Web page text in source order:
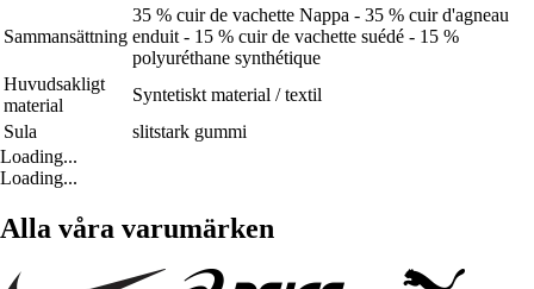
Sammansättning
35 % cuir de vachette Nappa - 35 % cuir d'agneau
enduit - 15 % cuir de vachette suédé - 15 %
polyuréthane synthétique
Huvudsakligt
material
Syntetiskt material / textil
Sula
slitstark gummi
Loading...
Loading...
Alla våra varumärken